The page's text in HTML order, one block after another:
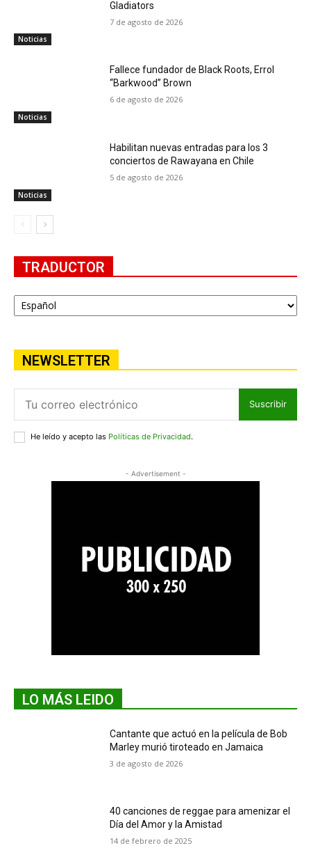
Noticias
Gladiators
7 de agosto de 2026
Noticias
Fallece fundador de Black Roots, Errol
“Barkwood” Brown
6 de agosto de 2026
Noticias
Habilitan nuevas entradas para los 3
conciertos de Rawayana en Chile
5 de agosto de 2026
TRADUCTOR
NEWSLETTER
Suscribir
He leído y acepto las Políticas de Privacidad.
- Advertisement -
LO MÁS LEIDO
Cantante que actuó en la película de Bob
Marley murió tiroteado en Jamaica
3 de agosto de 2026
40 canciones de reggae para amenizar el
Día del Amor y la Amistad
14 de febrero de 2025